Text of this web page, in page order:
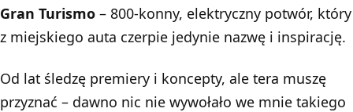
Gran Turismo – 800-konny, elektryczny potwór, który
z miejskiego auta czerpie jedynie nazwę i inspirację.
Od lat śledzę premiery i koncepty, ale tera muszę
przyznać – dawno nic nie wywołało we mnie takiego